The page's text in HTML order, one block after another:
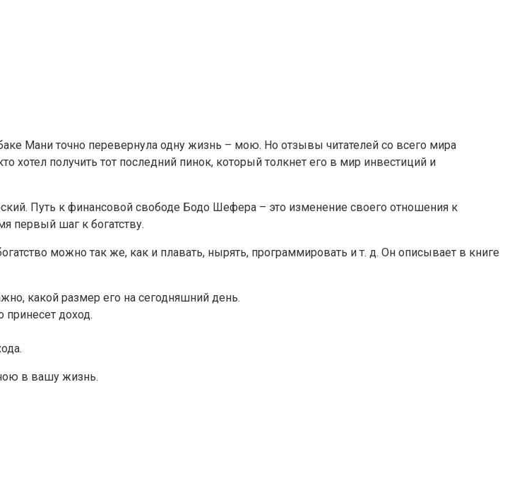
Мани точно перевернула одну жизнь – мою. Но отзывы читателей со всего мира
получить тот последний пинок, который толкнет его в мир инвестиций и
Путь к финансовой свободе Бодо Шефера – это изменение своего отношения к
первый шаг к богатству.
можно так же, как и плавать, нырять, программировать и т. д. Он описывает в книге
какой размер его на сегодняшний день.
доход.
в вашу жизнь.